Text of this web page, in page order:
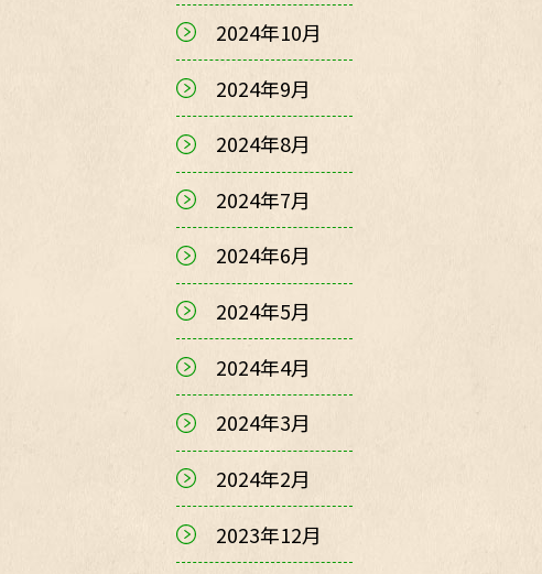
2024年10月
2024年9月
2024年8月
2024年7月
2024年6月
2024年5月
2024年4月
2024年3月
2024年2月
2023年12月